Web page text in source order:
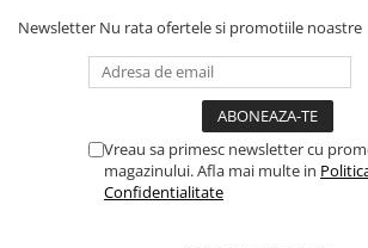
Newsletter Nu rata ofertele si promotiile noastre
Vreau sa primesc newsletter cu
magazinului. Afla mai multe in
Confidentialitate